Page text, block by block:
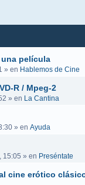
película
» en Hablemos de Cine
R / Mpeg-2
» en La Cantina
» en Ayuda
15:05 » en Preséntate
cine erótico